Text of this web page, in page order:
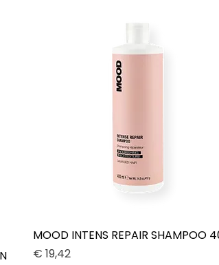
Snel overzicht
MOOD INTENS REPAIR SHAMPOO
Prijs
€ 19,42